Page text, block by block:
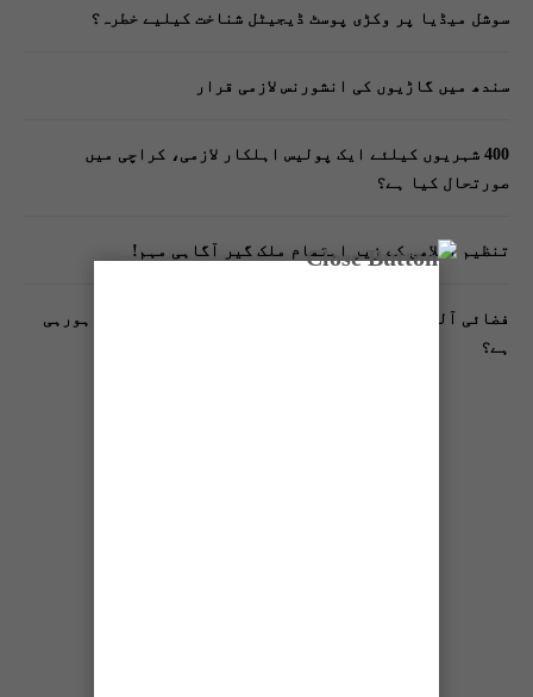
سوشل میڈیا پر وکڑی پوسٹ ڈیجیٹل شناخت کیلیے خطرہ؟
سندھ میں گاڑیوں کی انشورنس لازمی قرار
400 شہریوں کیلئے ایک پولیس اہلکار لازمی، کراچی میں
صورتحال کیا ہے؟
تنظیم اسلامی کے زیرِ اہتمام ملک گیر آگاہی مہم!
فضائی آلودگی انسانی دماغ کیلیے کیسے خطرناک ثابت ہورہی
ہے؟